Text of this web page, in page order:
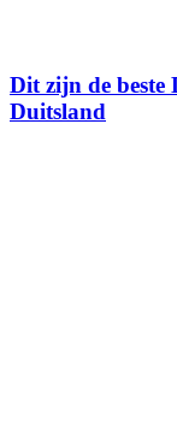
Dit zijn de beste
Duitsland